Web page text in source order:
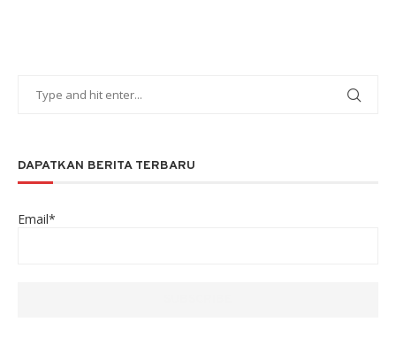
DAPATKAN BERITA TERBARU
Email*